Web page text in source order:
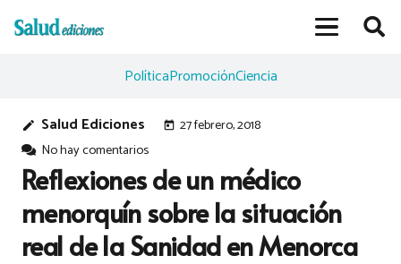
PolíticaPromociónCiencia
edit Salud Ediciones today 27 febrero, 2018
No hay comentarios
Reflexiones de un médico
menorquín sobre la situación
real de la Sanidad en Menorca